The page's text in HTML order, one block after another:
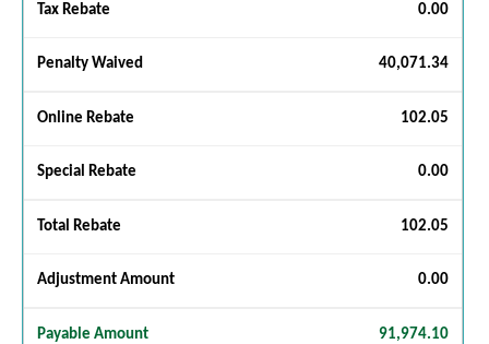
Tax Rebate 0.00
Penalty Waived 40,071.34
Online Rebate 102.05
Special Rebate 0.00
Total Rebate 102.05
Adjustment Amount 0.00
Payable Amount 91,974.10